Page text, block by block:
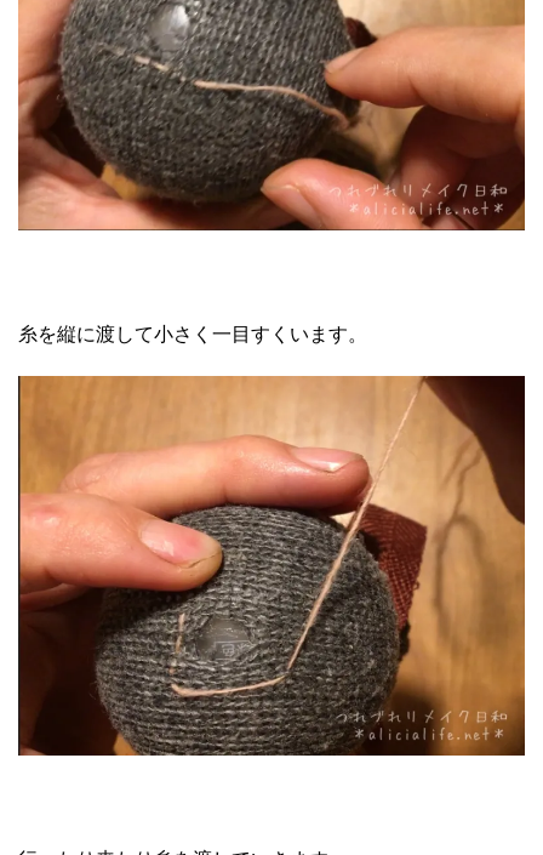
糸を縦に渡して小さく一目すくいます。